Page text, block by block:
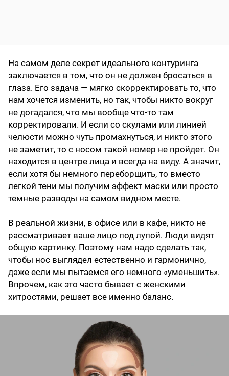
На самом деле секрет идеального контуринга
заключается в том, что он не должен бросаться в
глаза. Его задача — мягко скорректировать то, что
нам хочется изменить, но так, чтобы никто вокруг
не догадался, что мы вообще что-то там
корректировали. И если со скулами или линией
челюсти можно чуть промахнуться, и никто этого
не заметит, то с носом такой номер не пройдет. Он
находится в центре лица и всегда на виду. А значит,
если хотя бы немного переборщить, то вместо
легкой тени мы получим эффект маски или просто
темные разводы на самом видном месте.
В реальной жизни, в офисе или в кафе, никто не
рассматривает ваше лицо под лупой. Люди видят
общую картинку. Поэтому нам надо сделать так,
чтобы нос выглядел естественно и гармонично,
даже если мы пытаемся его немного «уменьшить».
Впрочем, как это часто бывает с женскими
хитростями, решает все именно баланс.